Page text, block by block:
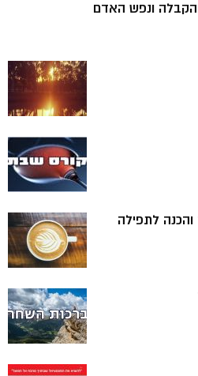
הקבלה ונפש האדם
לתפילה